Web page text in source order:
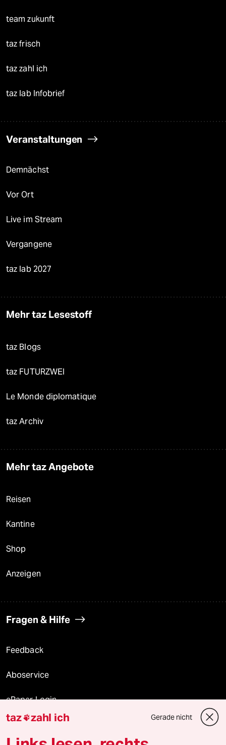
team zukunft
taz frisch
taz zahl ich
taz lab Infobrief
Veranstaltungen
Demnächst
Vor Ort
Live im Stream
Vergangene
taz lab 2027
Mehr taz Lesestoff
taz Blogs
taz FUTURZWEI
Le Monde diplomatique
taz Archiv
Mehr taz Angebote
Reisen
Kantine
Shop
Anzeigen
Fragen & Hilfe
Feedback
Aboservice
ePaper Login
Downloads für Abonnierende
taz zahl ich Gerade nicht